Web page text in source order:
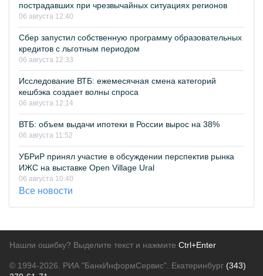
пострадавших при чрезвычайных ситуациях регионов
06 августа 12:40
Сбер запустил собственную программу образовательных
кредитов с льготным периодом
06 августа 12:33
Исследование ВТБ: ежемесячная смена категорий
кешбэка создает волны спроса
06 августа 12:14
ВТБ: объем выдачи ипотеки в России вырос на 38%
06 августа 11:52
УБРиР принял участие в обсуждении перспектив рынка
ИЖС на выставке Open Village Ural
06 августа 10:40
Все новости
Нашли ошибку? Выделите текст и нажмите Ctrl+Enter
© 1994-2026. РИА "БанкИнформСервис". Екатеринбург (343)